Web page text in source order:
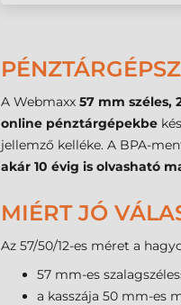
A Webmaxx 57 mm széles,
online pénztárgépekbe
jellemző kelléke. A BPA-
akár 10 évig is olvasható
MIÉRT JÓ
Az 57/50/12-es méret a
57 mm-es
a kasszája 50 mm-es